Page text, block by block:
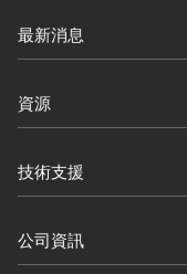
最新消息
資源
技術支援
公司資訊